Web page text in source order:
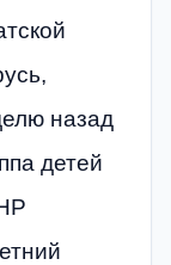
назад
детей